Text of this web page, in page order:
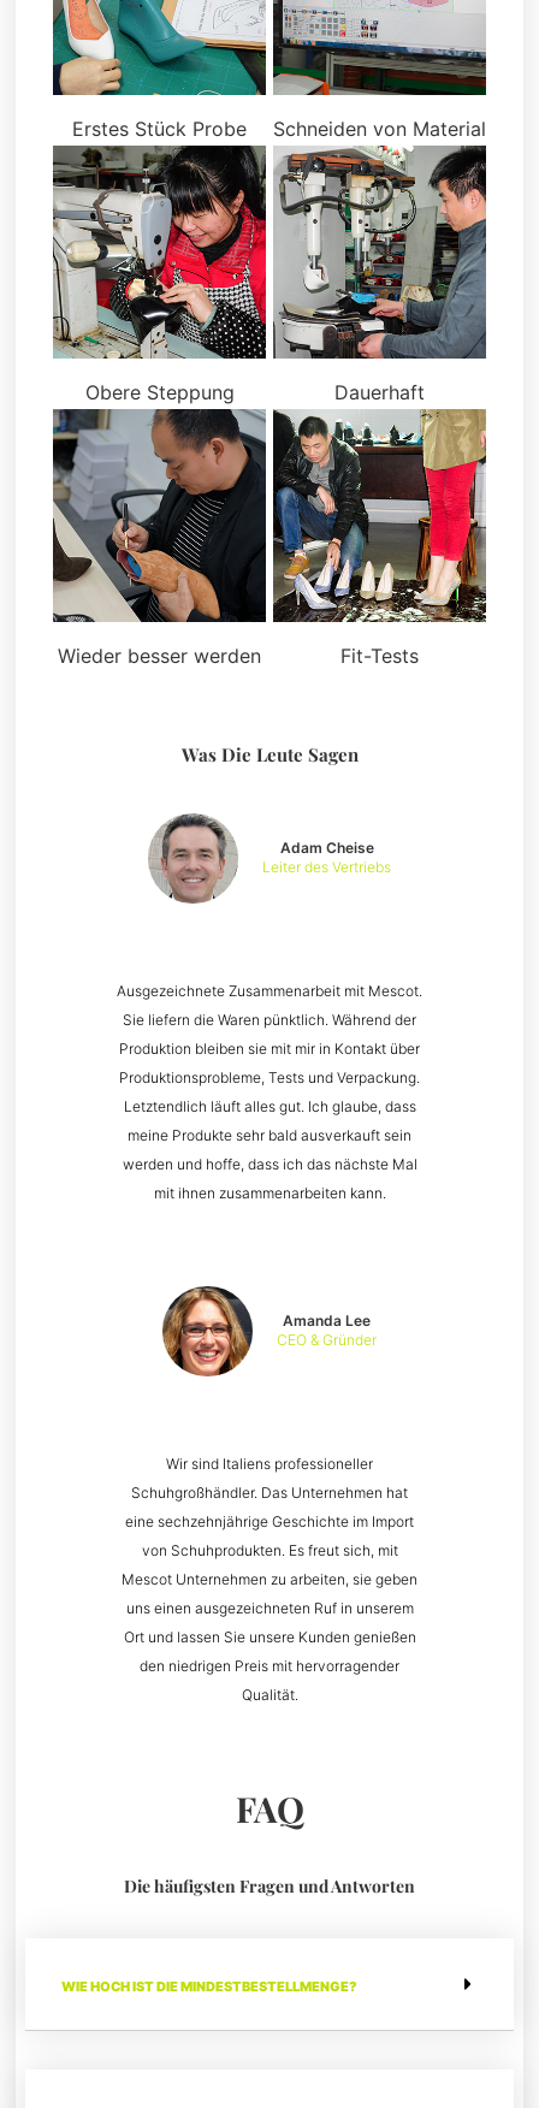
Erstes Stück Probe Schneiden von Material
Obere Steppung Dauerhaft
Wieder besser werden Fit-Tests
Was Die Leute Sagen
Wir sind Italiens professioneller
Schuhgroßhändler. Das Unternehmen hat
eine sechzehnjährige Geschichte im Import
von Schuhprodukten. Es freut sich, mit
Mescot Unternehmen zu arbeiten, sie geben
uns einen ausgezeichneten Ruf in unserem
Ort und lassen Sie unsere Kunden genießen
den niedrigen Preis mit hervorragender
Qualität.
Amanda Lee
CEO & Gründer
Ausgezeichnete Zusammenarbeit mit Mescot.
Sie liefern die Waren pünktlich. Während der
Produktion bleiben sie mit mir in Kontakt über
Produktionsprobleme, Tests und Verpackung.
Letztendlich läuft alles gut. Ich glaube, dass
meine Produkte sehr bald ausverkauft sein
werden und hoffe, dass ich das nächste Mal
mit ihnen zusammenarbeiten kann.
Adam Cheise
Leiter des Vertriebs
FAQ
Die häufigsten Fragen und Antworten
WIE HOCH IST DIE MINDESTBESTELLMENGE?